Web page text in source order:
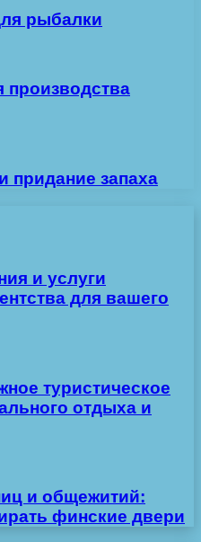
рыбалки
производства
придание запаха
и услуги
для вашего
туристическое
отдыха и
и общежитий:
финские двери